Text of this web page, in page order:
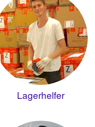
Lagerhelfer